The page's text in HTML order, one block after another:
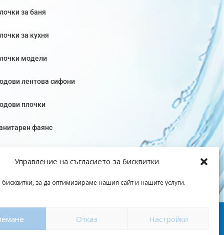
Управление на съгласието за бисквитки
за да оптимизираме нашия сайт и нашите услуги.
Отказ Настройки
за баня
за кухня
модели
лентова сифони
плочки
фаянс
Общи условия